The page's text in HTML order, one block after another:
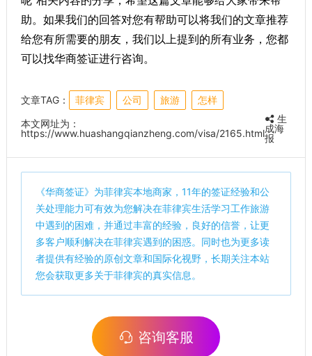
助。如果我们的回答对您有帮助可以将我们的文章推荐
给您有所需要的朋友，我们以上提到的所有业务，您都
可以找华商签证进行咨询。
文章TAG： 菲律宾 公司 旅游
怎样
本文网址为：
https://www.huashangqianzheng.com/visa/2165.html
生
成海
报
《华商签证》为菲律宾本地商家，11年的签证经验和公
关处理能力可有效为您解决在菲律宾生活学习工作旅游
中遇到的困难，并通过丰富的经验，良好的信誉，让更
多客户顺利解决在菲律宾遇到的困惑。同时也为更多读
者提供有经验的原创文章和国际化视野，长期关注本站
您会获取更多关于菲律宾的真实信息。
咨询客服